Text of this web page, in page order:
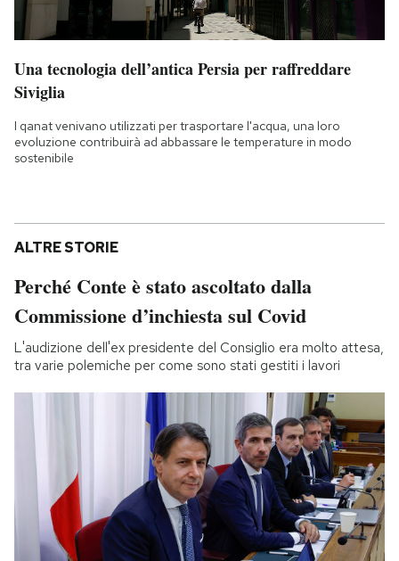
Una tecnologia dell’antica Persia per raffreddare
Siviglia
I qanat venivano utilizzati per trasportare l'acqua, una loro
evoluzione contribuirà ad abbassare le temperature in modo
sostenibile
ALTRE STORIE
Perché Conte è stato ascoltato dalla
Commissione d’inchiesta sul Covid
L'audizione dell'ex presidente del Consiglio era molto attesa,
tra varie polemiche per come sono stati gestiti i lavori